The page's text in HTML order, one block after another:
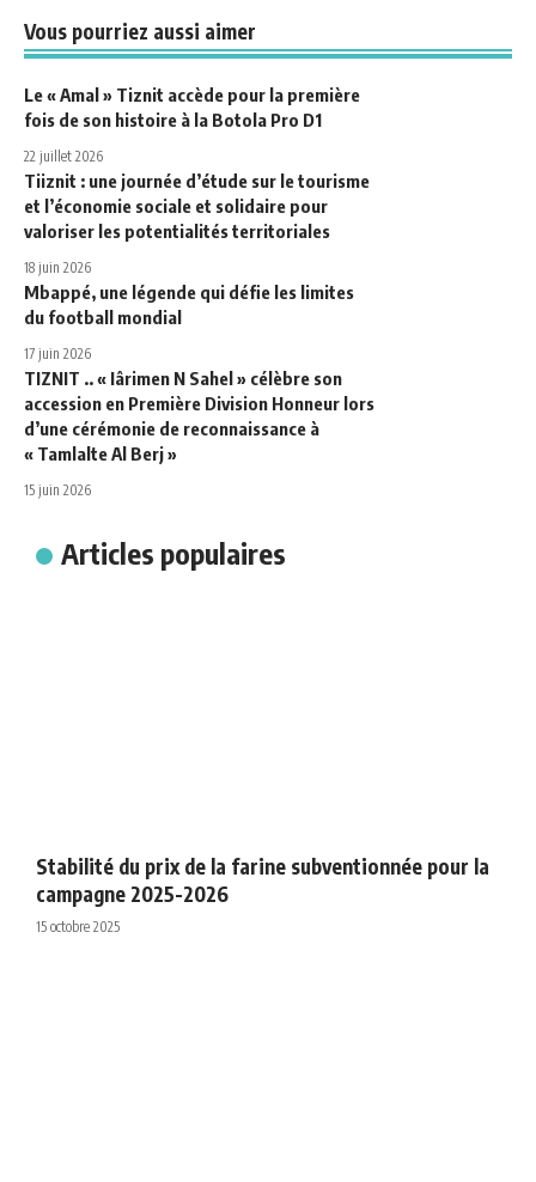
Vous pourriez aussi aimer
Le « Amal » Tiznit accède pour la première
fois de son histoire à la Botola Pro D1
22 juillet 2026
Tiiznit : une journée d’étude sur le tourisme
et l’économie sociale et solidaire pour
valoriser les potentialités territoriales
18 juin 2026
Mbappé, une légende qui défie les limites
du football mondial
17 juin 2026
TIZNIT .. « Iârimen N Sahel » célèbre son
accession en Première Division Honneur lors
d’une cérémonie de reconnaissance à
« Tamlalte Al Berj »
15 juin 2026
Articles populaires
Stabilité du prix de la farine subventionnée pour la
campagne 2025-2026
15 octobre 2025